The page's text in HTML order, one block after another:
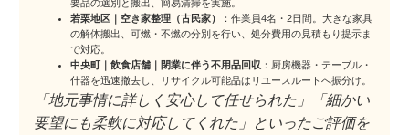
要品の選別と搬出、簡易清掃を実施。
若栗地区｜空き家整理（古民家）
：作業員4名・2日間。大きな家具
の解体搬出、可燃・不燃の分別を行い、処分費用の見積もり提示ま
で対応。
中央町｜飲食店舗｜閉業に伴う不用品回収 ：厨房機器・テーブル・
什器を迅速撤去し、リサイクル可能品はリユースルートへ振分け。
「地元事情に詳しく安心して任せられた」「細かい
要望にも柔軟に対応してくれた」といったご評価を